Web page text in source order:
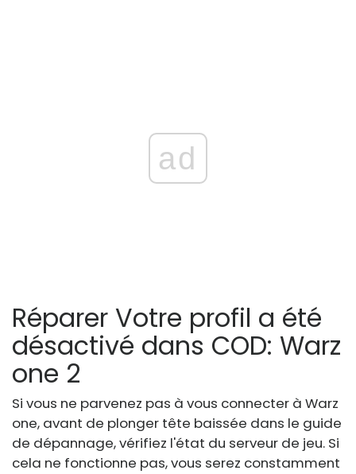
ad
Réparer Votre profil a été
désactivé dans COD: Warz
one 2
Si vous ne parvenez pas à vous connecter à Warz
one, avant de plonger tête baissée dans le guide
de dépannage, vérifiez l'état du serveur de jeu. Si
cela ne fonctionne pas, vous serez constamment